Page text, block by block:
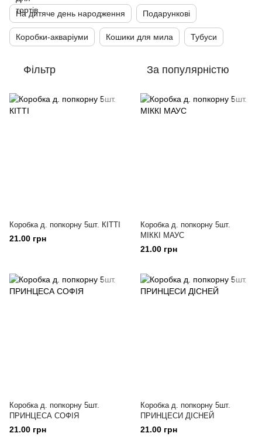
На дитяче день народження Подарункові
Коробки-акваріуми Кошики для мила Тубуси
Фільтр За популярністю
Коробка д. попкорну 5шт. КІТТІ
21.00 грн
Коробка д. попкорну 5шт.
МІККІ МАУС
21.00 грн
Коробка д. попкорну 5шт.
ПРИНЦЕСА СОФІЯ
21.00 грн
Коробка д. попкорну 5шт.
ПРИНЦЕСИ ДІСНЕЙ
21.00 грн